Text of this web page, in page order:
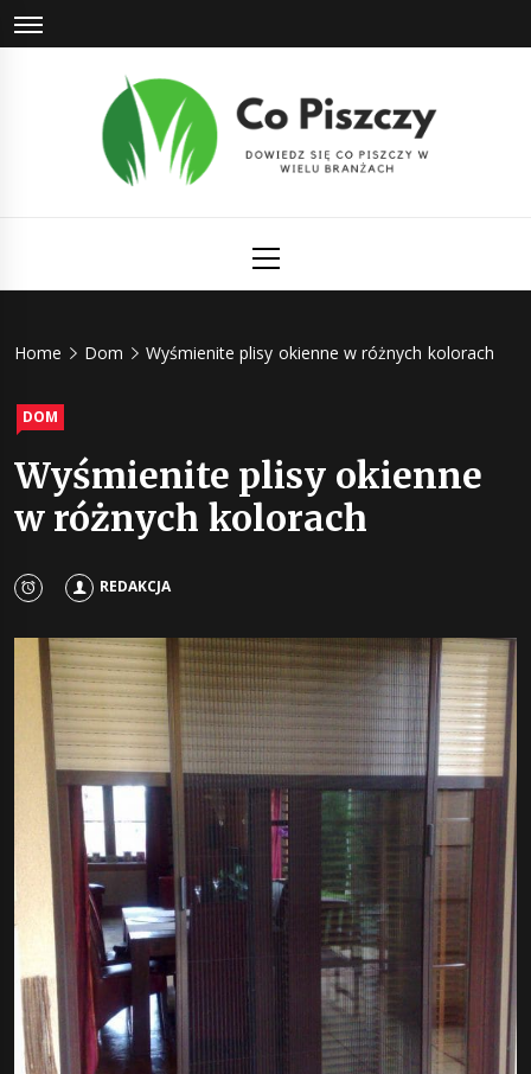
Skip
to
Menu
Home Dom Wyśmienite plisy okienne w różnych kolorach
DOM
Wyśmienite plisy okienne
w różnych kolorach
REDAKCJA